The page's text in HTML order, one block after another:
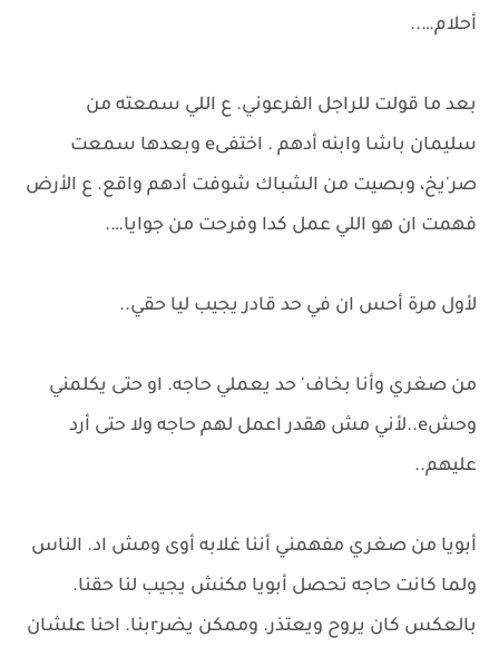
أحلام…..
بعد ما قولت للراجل الفرعوني. ع اللي سمعته من
سليمان باشا وابنه أدهم . اختفىe وبعدها سمعت
صر'يخ، وبصيت من الشباك شوفت أدهم واقع. ع الأرض
فهمت ان هو اللي عمل كدا وفرحت من جوايا….
لأول مرة أحس ان في حد قادر يجيب ليا حقي..
من صغري وأنا بخاف' حد يعملي حاجه. او حتى يكلمني
وحشe..لأني مش هقدر اعمل لهم حاجه ولا حتى أرد
عليهم..
أبويا من صغري مفهمني أننا غلابه أوى ومش اد. الناس
ولما كانت حاجه تحصل أبويا مكنش يجيب لنا حقنا.
بالعكس كان يروح ويعتذر. وممكن يضرrبنا. احنا علشان